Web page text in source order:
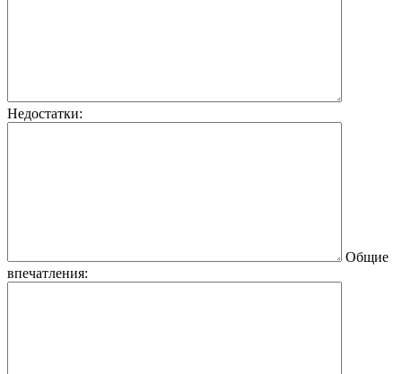
Недостатки:
Общие
впечатления: